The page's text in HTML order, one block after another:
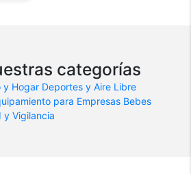
categorías
y Hogar Deportes y Aire Libre
para Empresas Bebes
y Vigilancia